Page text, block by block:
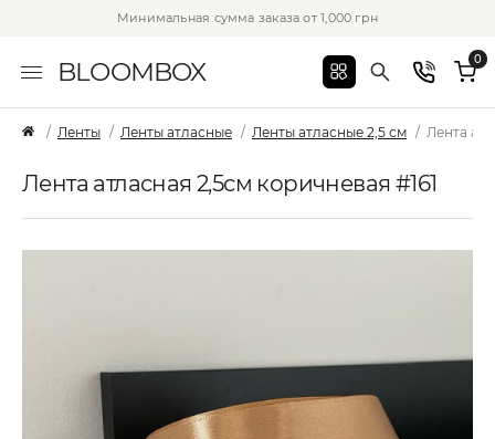
Минимальная сумма заказа от 1,000 грн
BLOOMBOX 0
Ленты Ленты атласные Ленты атласные 2,5 см Лента
Лента атласная 2,5см коричневая #161